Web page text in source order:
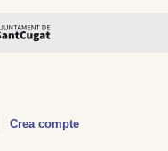
Crea compte